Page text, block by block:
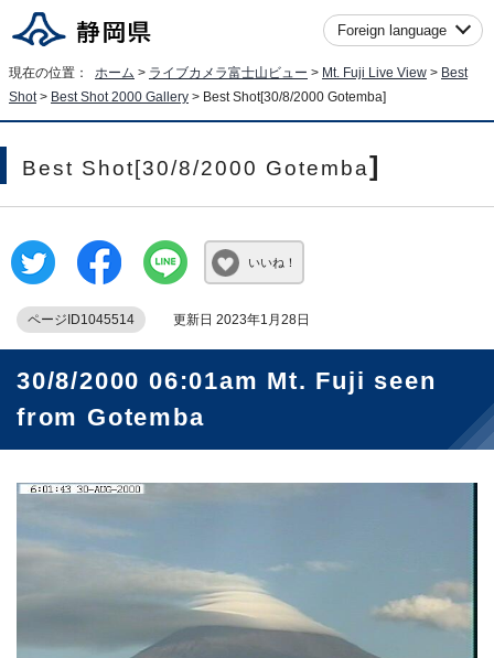
Foreign language
現在の位置： ホーム > ライブカメラ富士山ビュー > Mt. Fuji Live View > Best
Shot> Best Shot 2000 Gallery > Best Shot[30/8/2000 Gotemba]
Best Shot[30/8/2000 Gotemba]
いいね！
ページID1045514 更新日 2023年1月28日
30/8/2000 06:01am Mt. Fuji seen
from Gotemba